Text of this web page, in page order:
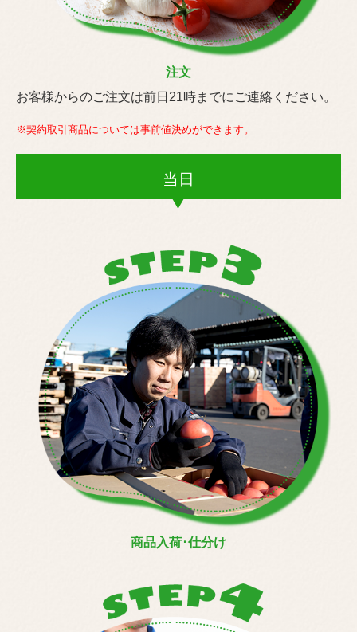
注文
お客様からのご注文は前日21時までにご連絡ください。
※契約取引商品については事前値決めができます。
当日
商品入荷･仕分け